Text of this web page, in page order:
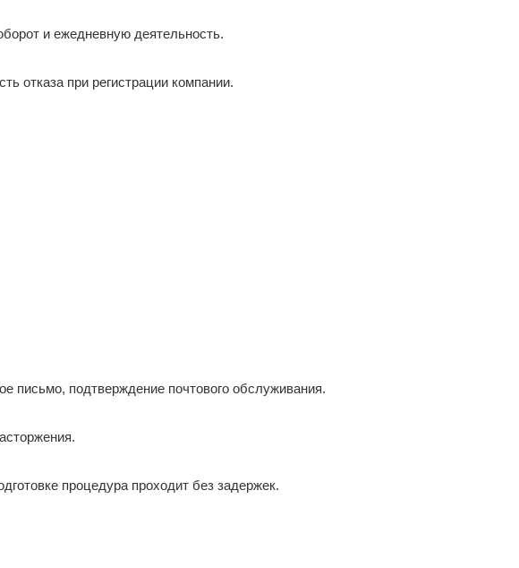
и ежедневную деятельность.
отказа при регистрации компании.
письмо, подтверждение почтового обслуживания.
процедура проходит без задержек.